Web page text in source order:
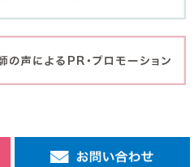
Inc. ALL RIGHT RESERVED.